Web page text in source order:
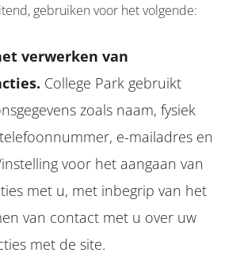
gebruiken voor het volgende:
verwerken van
College Park gebruikt
zoals naam, fysiek
e-mailadres en
voor het aangaan van
met u, met inbegrip van het
van contact met u over uw
met de site.